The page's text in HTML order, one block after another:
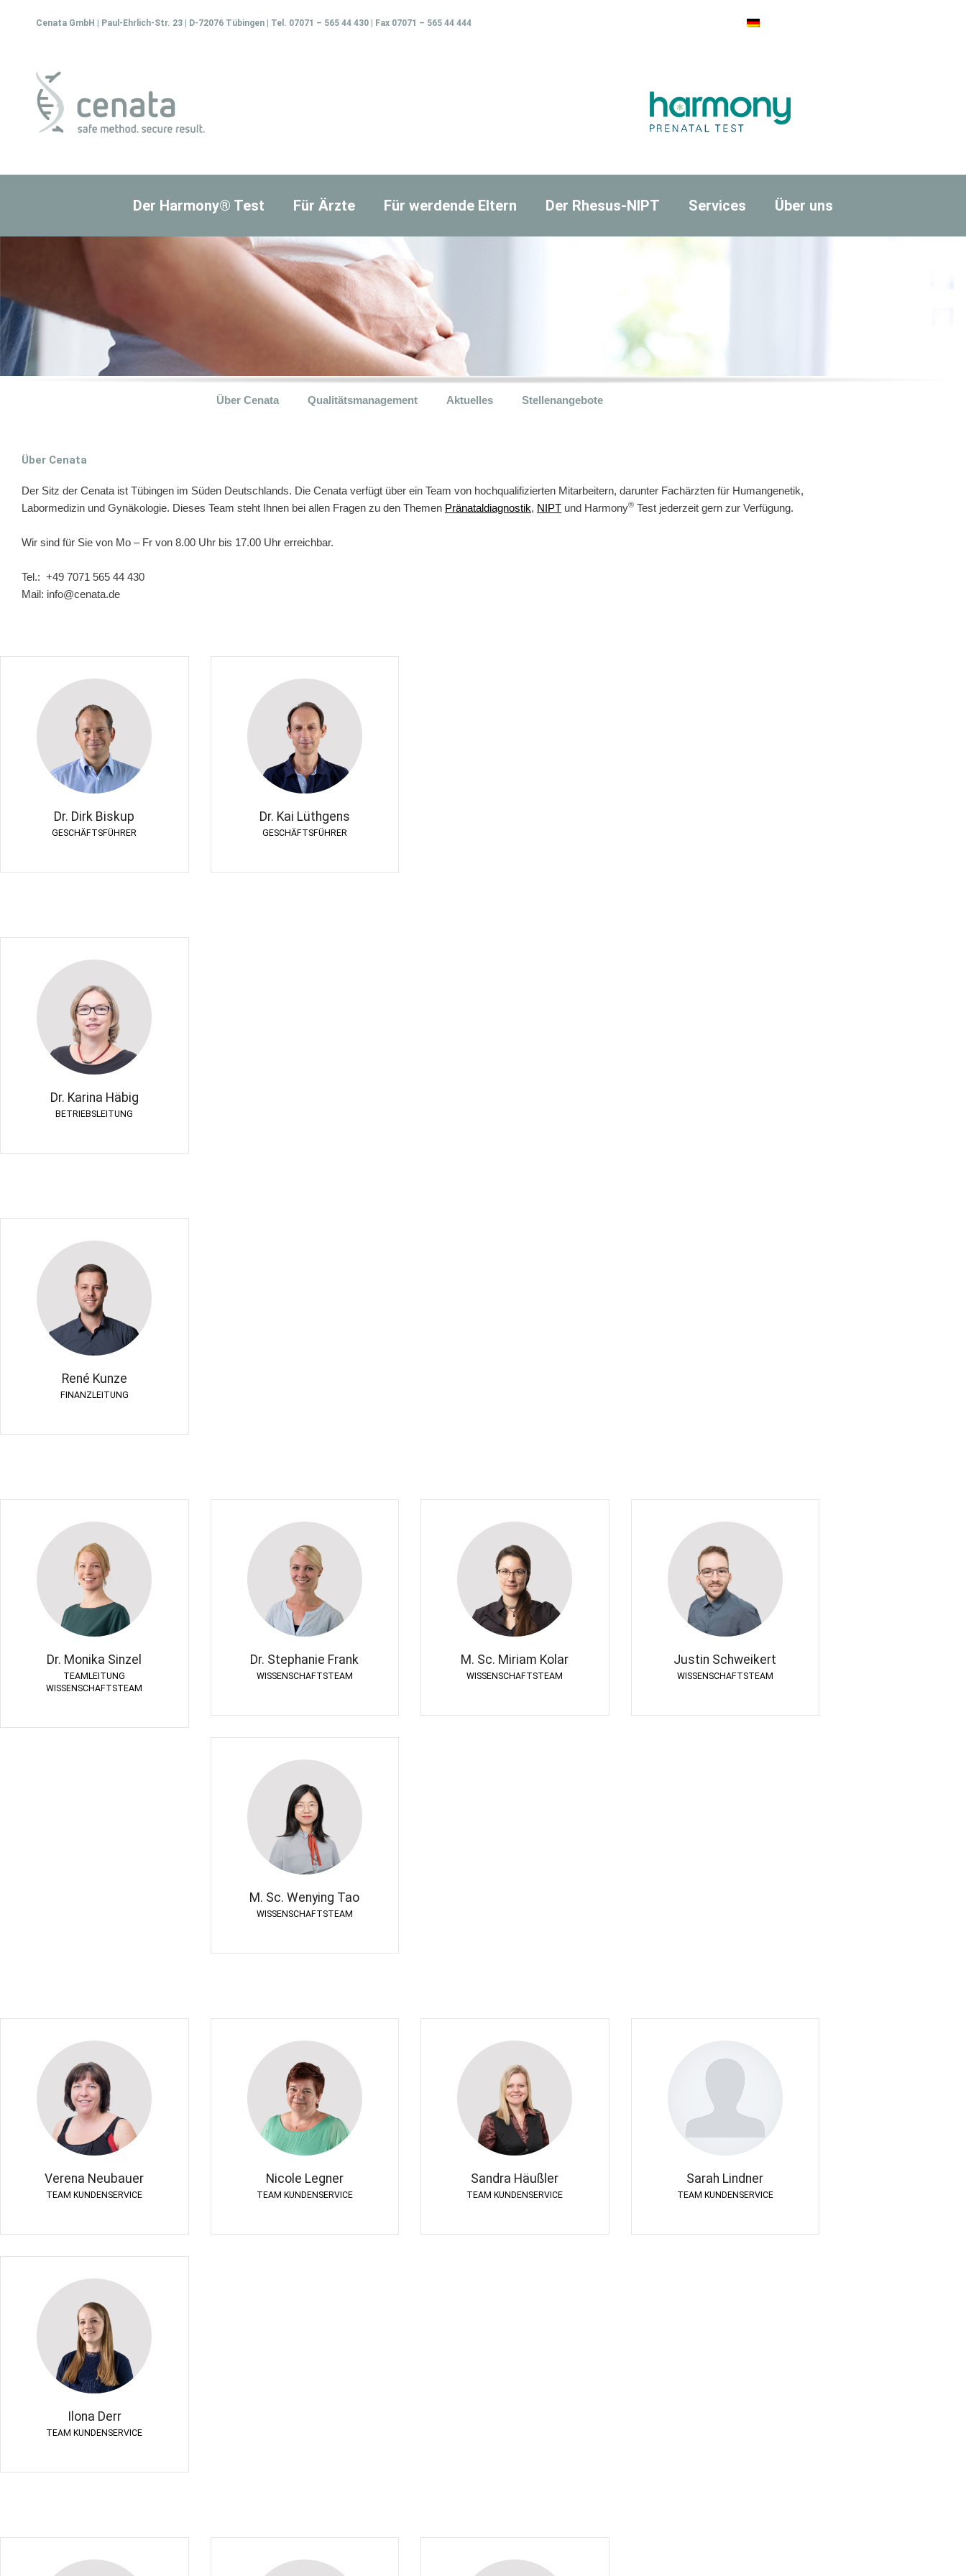
Cenata GmbH | Paul-Ehrlich-Str. 23 | D-72076 Tübingen | Tel. 07071 – 565 44 430 | Fax 07071 – 565 44 444
Der Harmony® Test Für Ärzte Für werdende Eltern Der Rhesus-NIPT Services Über uns
Über Cenata Qualitätsmanagement Aktuelles Stellenangebote
Über Cenata
Der Sitz der Cenata ist Tübingen im Süden Deutschlands. Die Cenata verfügt über ein Team von hochqualifizierten Mitarbeitern, darunter Fachärzten für Humangenetik,
Labormedizin und Gynäkologie. Dieses Team steht Ihnen bei allen Fragen zu den Themen Pränataldiagnostik, NIPT und Harmony® Test jederzeit gern zur Verfügung.
Wir sind für Sie von Mo – Fr von 8.00 Uhr bis 17.00 Uhr erreichbar.
Tel.: +49 7071 565 44 430
Mail: info@cenata.de
Dr. Dirk Biskup
GESCHÄFTSFÜHRER
Dr. Dirk Biskup
GESCHÄFTSFÜHRER
Dr. Kai Lüthgens
GESCHÄFTSFÜHRER
Dr. Kai Lüthgens
GESCHÄFTSFÜHRER
Dr. Karina Häbig
BETRIEBSLEITUNG
Dr. Karina Häbig
BETRIEBSLEITUNG
René Kunze
FINANZLEITUNG
René Kunze
FINANZLEITUNG
Dr. Monika Sinzel
TEAMLEITUNG
WISSENSCHAFTSTEAM
Dr. Monika Sinzel
TEAMLEITUNG WISSENSCHAFTSTEAM
Dr. Stephanie Frank
WISSENSCHAFTSTEAM
Dr. Stephanie Frank
WISSENSCHAFTSTEAM
M. Sc. Miriam Kolar
WISSENSCHAFTSTEAM
M. Sc. Miriam Kolar
WISSENSCHAFTSTEAM
Justin Schweikert
WISSENSCHAFTSTEAM
Justin Schweikert
WISSENSCHAFTSTEAM
M. Sc. Wenying Tao
WISSENSCHAFTSTEAM
M. Sc. Wenying Tao
WISSENSCHAFTSTEAM
Verena Neubauer
TEAM KUNDENSERVICE
Verena Neubauer
TEAM KUNDENSERVICE
Nicole Legner
TEAM KUNDENSERVICE
Nicole Legner
TEAM KUNDENSERVICE
Sandra Häußler
TEAM KUNDENSERVICE
Sandra Häußler
TEAM KUNDENSERVICE
Sarah Lindner
TEAM KUNDENSERVICE
Sarah Lindner
TEAM KUNDENSERVICE
Ilona Derr
TEAM KUNDENSERVICE
Ilona Derr
TEAM KUNDENSERVICE